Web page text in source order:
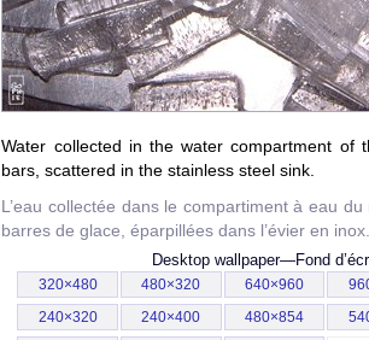
Water collected in the water compartment of
bars, scattered in the stainless steel sink.
L’eau collectée dans le compartiment à eau
barres de glace, éparpillées dans l’évier en inox.
Desktop wallpaper—Fond
320×480 480×320 640×960
240×320 240×400 480×854